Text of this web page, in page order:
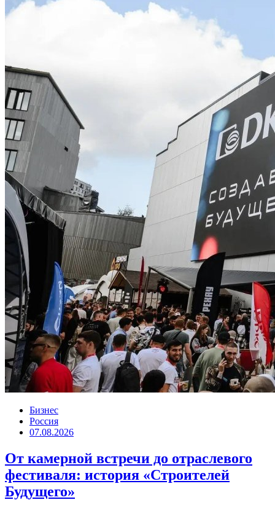
Бизнес
Россия
07.08.2026
От камерной встречи до отраслевого
фестиваля: история «Строителей
Будущего»